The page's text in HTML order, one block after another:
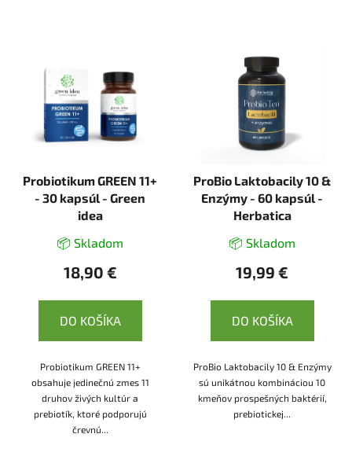
Probiotikum GREEN 11+
- 30 kapsúl - Green
idea
📦 Skladom
18,90 €
DO KOŠÍKA
Probiotikum GREEN 11+
obsahuje jedinečnú zmes 11
druhov živých kultúr a
prebiotík, ktoré podporujú
črevnú...
ProBio Laktobacily 10 &
Enzýmy - 60 kapsúl -
Herbatica
📦 Skladom
19,99 €
DO KOŠÍKA
ProBio Laktobacily 10 & Enzýmy
sú unikátnou kombináciou 10
kmeňov prospešných baktérií,
prebiotickej...